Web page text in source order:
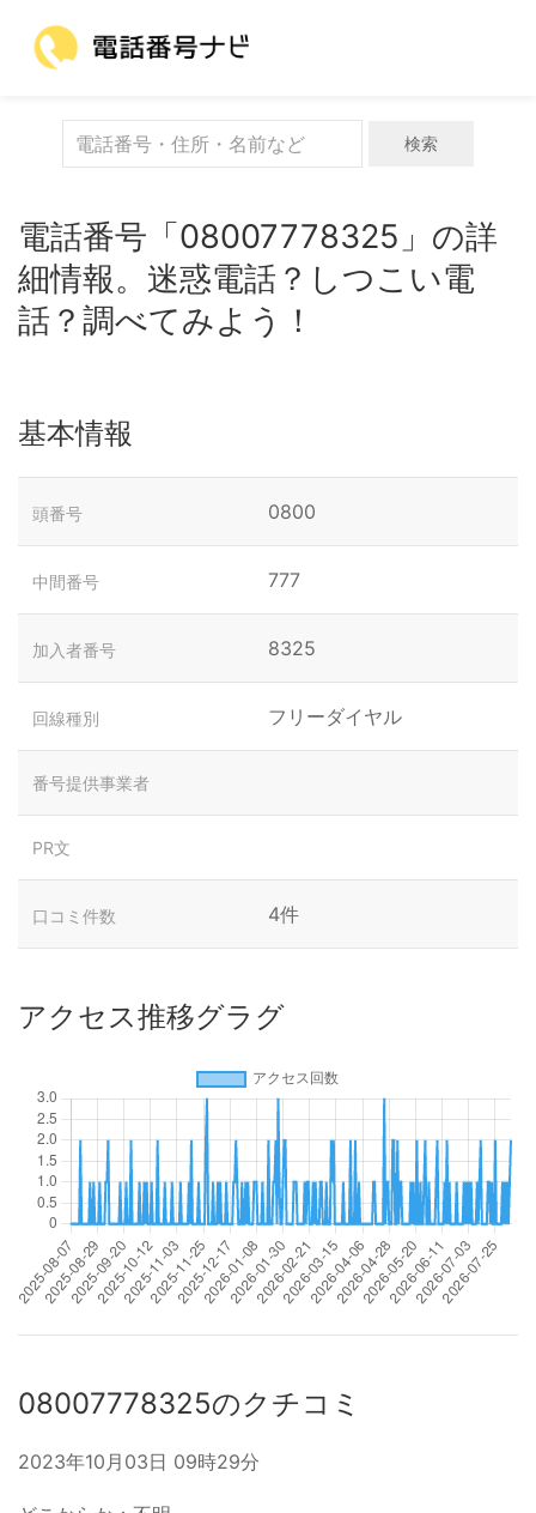
検索
電話番号「08007778325」の詳
細情報。迷惑電話？しつこい電
話？調べてみよう！
基本情報
頭番号 0800
中間番号 777
加入者番号 8325
回線種別 フリーダイヤル
番号提供事業者
PR文
口コミ件数 4件
アクセス推移グラグ
08007778325のクチコミ
2023年10月03日 09時29分